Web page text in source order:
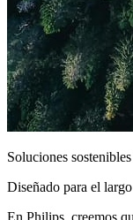
Soluciones sostenibles
Diseñado para el
En Philips, creemos